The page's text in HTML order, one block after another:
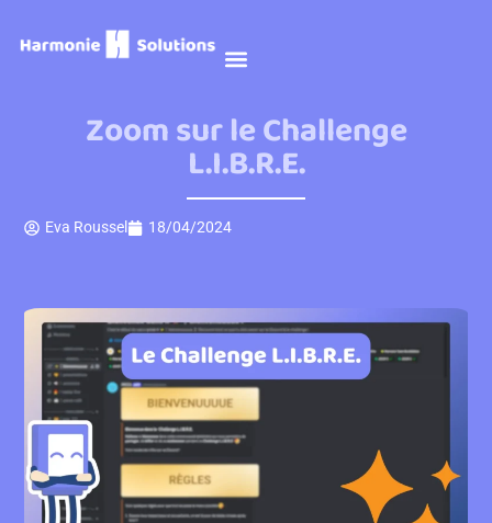
Zoom sur le Challenge
L.I.B.R.E.
Eva Roussel 18/04/2024